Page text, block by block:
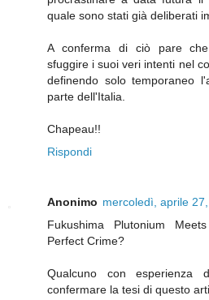
quale sono stati già deliberati
A conferma di ciò pare
sfuggire i suoi veri intenti nel
definendo solo temporaneo
parte dell'Italia.
Chapeau!!
Rispondi
Anonimo mercoledì, aprile
Fukushima Plutonium
Perfect Crime?
Qualcuno con esperienza
confermare la tesi di questo